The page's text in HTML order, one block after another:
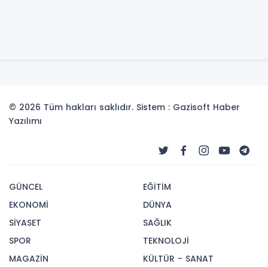
© 2026 Tüm hakları saklıdır. Sistem : Gazisoft Haber
Yazılımı
GÜNCEL
EKONOMİ
SİYASET
SPOR
MAGAZİN
EĞİTİM
DÜNYA
SAĞLIK
TEKNOLOJİ
KÜLTÜR - SANAT